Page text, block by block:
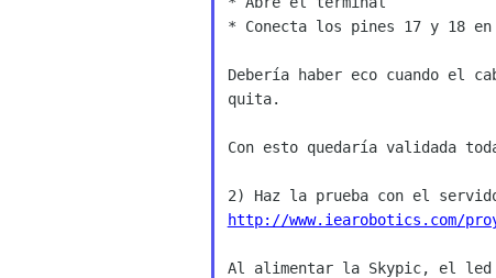
* Conecta los pines 17 y 18
Debería haber eco cuando el
quita.
Con esto quedaría validada
http://www.iearobotics.com/
Al alimentar la Skypic, el led